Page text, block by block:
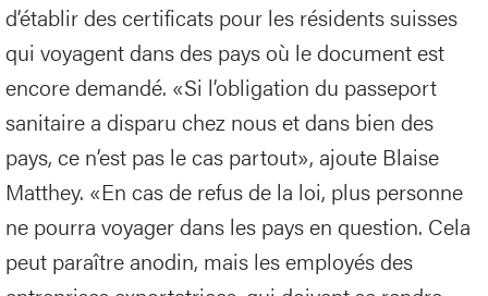
d’établir des certificats pour les résidents suisses
qui voyagent dans des pays où le document est
encore demandé. «Si l’obligation du passeport
sanitaire a disparu chez nous et dans bien des
pays, ce n’est pas le cas partout», ajoute Blaise
Matthey. «En cas de refus de la loi, plus personne
ne pourra voyager dans les pays en question. Cela
peut paraître anodin, mais les employés des